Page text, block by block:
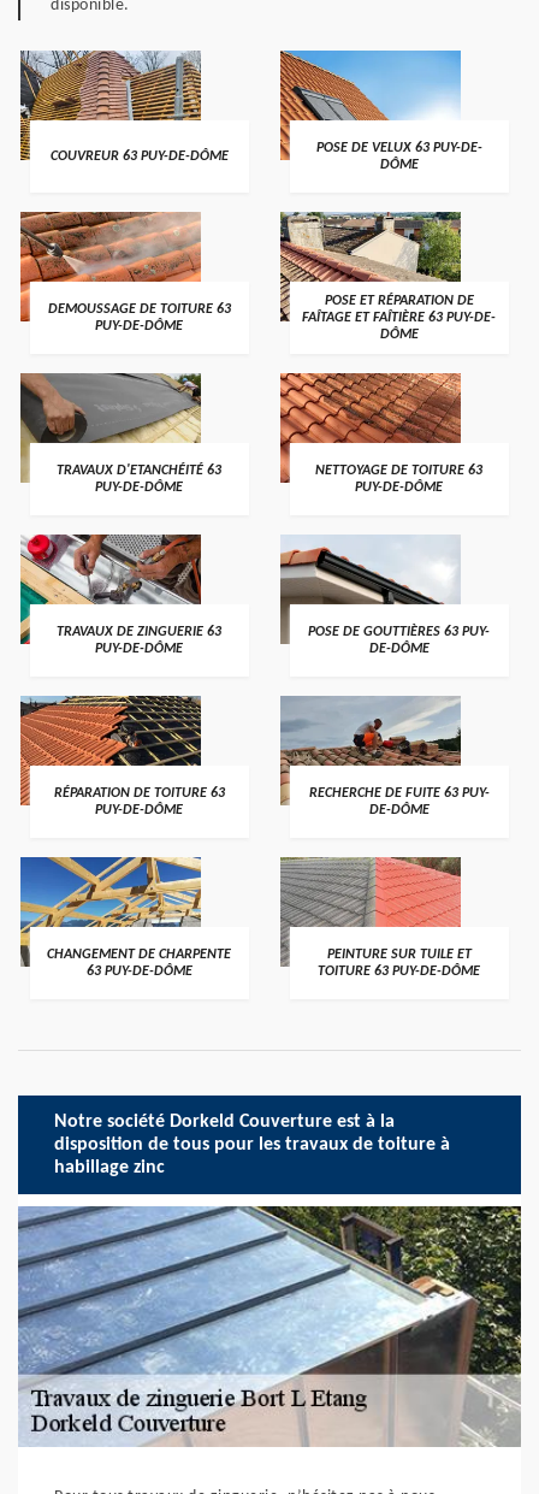
disponible.
COUVREUR 63 PUY-DE-DÔME
POSE DE VELUX 63 PUY-DE-
DÔME
DEMOUSSAGE DE TOITURE 63
PUY-DE-DÔME
POSE ET RÉPARATION DE
FAÎTAGE ET FAÎTIÈRE 63 PUY-DE-
DÔME
TRAVAUX D'ETANCHÉITÉ 63
PUY-DE-DÔME
NETTOYAGE DE TOITURE 63
PUY-DE-DÔME
TRAVAUX DE ZINGUERIE 63
PUY-DE-DÔME
POSE DE GOUTTIÈRES 63 PUY-
DE-DÔME
RÉPARATION DE TOITURE 63
PUY-DE-DÔME
RECHERCHE DE FUITE 63 PUY-
DE-DÔME
CHANGEMENT DE CHARPENTE
63 PUY-DE-DÔME
PEINTURE SUR TUILE ET
TOITURE 63 PUY-DE-DÔME
Notre société Dorkeld Couverture est à la
disposition de tous pour les travaux de toiture à
habillage zinc